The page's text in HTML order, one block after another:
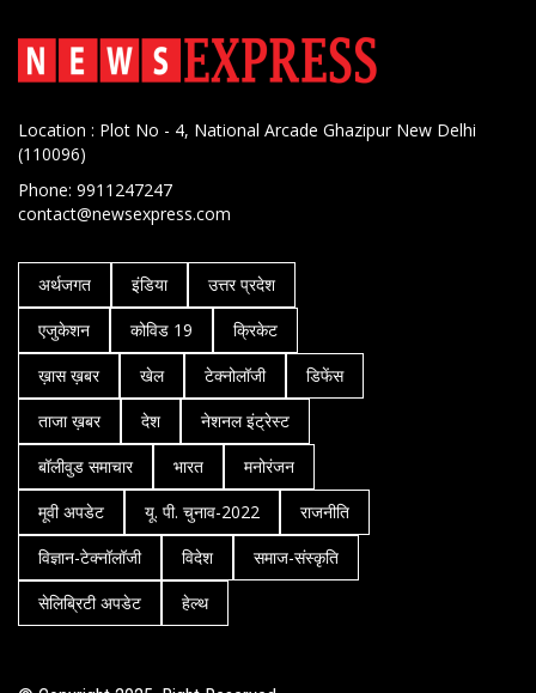
Location : Plot No - 4, National Arcade Ghazipur New Delhi
(110096)
Phone: 9911247247
contact@newsexpress.com
अर्थजगत इंडिया
उत्तर प्रदेश
एजुकेशन
कोविड 19
क्रिकेट
ख़ास ख़बर
खेल टेक्नोलॉजी
डिफेंस
ताजा ख़बर
देश
नेशनल इंट्रेस्ट
बॉलीवुड समाचार
भारत
मनोरंजन
मूवी अपडेट
यू. पी. चुनाव-2022
राजनीति
विज्ञान-टेक्नॉलॉजी
विदेश
समाज-संस्कृति
सेलिब्रिटी अपडेट
हेल्थ